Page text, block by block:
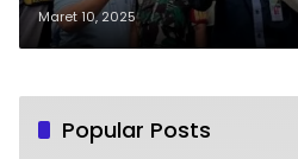
Maret 10, 2025
Popular Posts